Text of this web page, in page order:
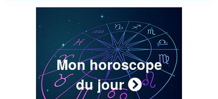
Mon horoscope
du jour